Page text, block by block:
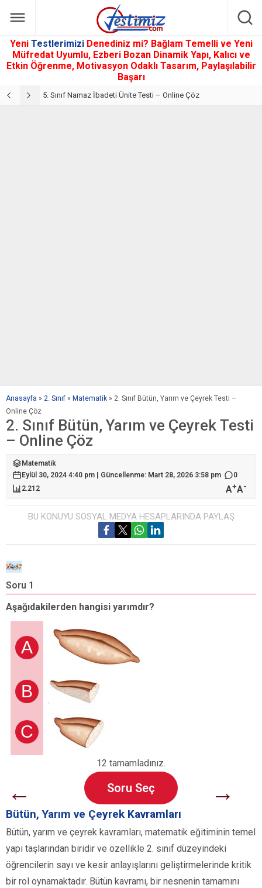
Yeni Testlerimizi Denediniz mi? Bağlam Temelli ve Yeni
Müfredat Uyumlu, Ezberi Bozan Dinamik Yapı, Kalıcı ve
Etkin Öğrenme, Motivasyon Odaklı Tasarım, Paylaşılabilir
Başarı
5. Sınıf Namaz İbadeti Ünite Testi – Online Çöz
Anasayfa » 2. Sınıf » Matematik » 2. Sınıf Bütün, Yarım ve Çeyrek Testi –
Online Çöz
2. Sınıf Bütün, Yarım ve Çeyrek Testi
– Online Çöz
Matematik
Eylül 30, 2024 4:40 pm | Güncellenme: Mart 28, 2026 3:58 pm
0
2.212
A+A-
BU KONUYU SOSYAL MEDYA HESAPLARINDA PAYLAŞ
Soru 1
Aşağıdakilerden hangisi yarımdır?
A
B
C
12 tamamladınız.
← Soru Seç →
Bütün, Yarım ve Çeyrek Kavramları
Bütün, yarım ve çeyrek kavramları, matematik eğitiminin temel
yapı taşlarından biridir ve özellikle 2. sınıf düzeyindeki
öğrencilerin sayı ve kesir anlayışlarını geliştirmelerinde kritik
bir rol oynamaktadır. Bütün kavramı, bir nesnenin tamamını